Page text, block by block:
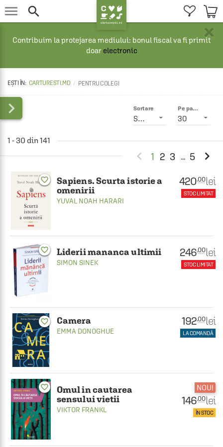
 
×
Contribuim la protejarea mediului: bonul fiscal va fi primit
doar electronic
CARTURESTI.MD PENTRU COLEGI
 Pe pagină
30
Sortare
Smart
1 - 30 din 141
 1 2 3 ... 5 
favorite_border
Sapiens. Scurta istorie a
omenirii
YUVAL NOAH HARARI
420.00 lei
STOC LIMITAT
favorite_border Liderii mananca ultimii
SIMON SINEK
246.00 lei
STOC LIMITAT
favorite_border Camera
EMMA DONOGHUE
192.00 lei
LA COMANDĂ
favorite_border
Omul in cautarea
sensului vietii
VIKTOR FRANKL
NOU!
146.00 lei
ÎN STOC